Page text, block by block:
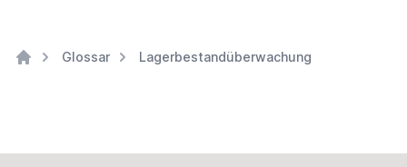
Glossar Lagerbestandüberwachung